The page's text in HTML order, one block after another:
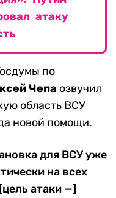
атаку
по
Чепа озвучил
область ВСУ
новой помощи.
для ВСУ уже
на всех
атаки —]